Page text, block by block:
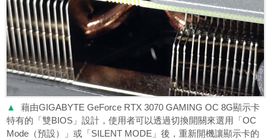
▲
藉由GIGABYTE GeForce RTX 3070 GAMING OC 8G顯示卡
特有的「雙BIOS」設計，使用者可以透過切換開關來選用「OC
Mode（預設）」或「SILENT MODE」後，重新開機讓顯示卡的